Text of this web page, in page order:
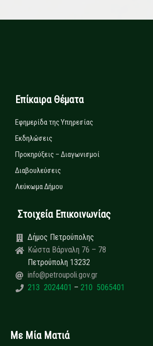
Επίκαιρα Θέματα
Εφημερίδα της Υπηρεσίας
Εκδηλώσεις
Προκηρύξεις – Διαγωνισμοί
Διαβουλεύσεις
Λεύκωμα Δήμου
Στοιχεία Επικοινωνίας
Δήμος Πετρούπολης
Κώστα Βάρναλη 76 – 78
Πετρούπολη 13232
info@petroupoli.gov.gr
213 2024401 – 210 5065401
Με Μία Ματιά